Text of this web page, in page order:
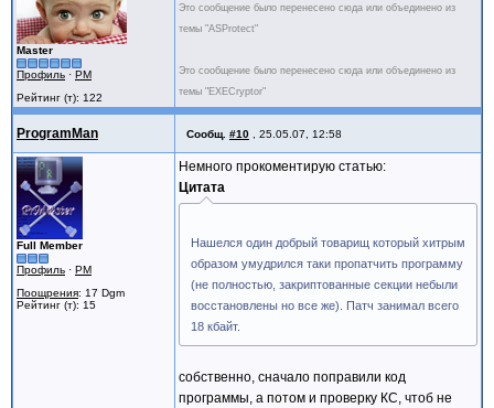
Master
Профиль · PM
Рейтинг (т): 122
Это сообщение было перенесено сюда или объединено из
темы "ASProtect"
Это сообщение было перенесено сюда или объединено из
темы "EXECryptor"
ProgramMan Сообщ. #10 , 25.05.07, 12:58
Full Member
Профиль · PM
Поощрения: 17 Dgm
Рейтинг (т): 15
Немного прокоментирую статью:
Цитата
Нашелся один добрый товарищ который хитрым
образом умудрился таки пропатчить программу
(не полностью, закриптованные секции небыли
восстановлены но все же). Патч занимал всего
18 кбайт.
собственно, сначало поправили код
программы, а потом и проверку КС, чтоб не